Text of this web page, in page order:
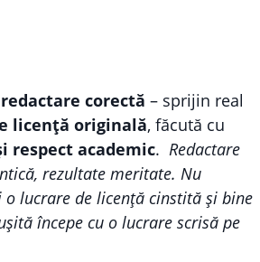
corectă – sprijin real
licență originală, făcută cu
respect academic. Redactare
rezultate meritate. Nu
lucrare de licență cinstită și bine
începe cu o lucrare scrisă pe